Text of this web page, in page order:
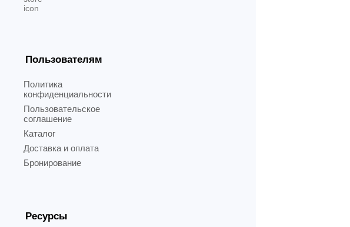
Пользователям
Политика
конфиденциальности
Пользовательское
соглашение
Каталог
Доставка и оплата
Бронирование
Ресурсы